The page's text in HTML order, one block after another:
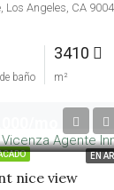
Los Angeles, CA
baño
3410
m²
EN
nice view